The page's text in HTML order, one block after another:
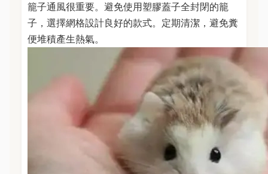
籠子通風很重要。避免使用塑膠蓋子全封閉的籠
子，選擇網格設計良好的款式。定期清潔，避免糞
便堆積產生熱氣。